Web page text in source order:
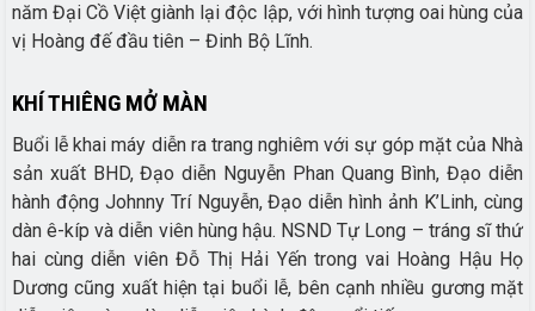
năm Đại Cồ Việt giành lại độc lập, với hình tượng oai hùng của
vị Hoàng đế đầu tiên – Đinh Bộ Lĩnh.
KHÍ THIÊNG MỞ MÀN
Buổi lễ khai máy diễn ra trang nghiêm với sự góp mặt của Nhà
sản xuất BHD, Đạo diễn Nguyễn Phan Quang Bình, Đạo diễn
hành động Johnny Trí Nguyễn, Đạo diễn hình ảnh K’Linh, cùng
dàn ê-kíp và diễn viên hùng hậu. NSND Tự Long – tráng sĩ thứ
hai cùng diễn viên Đỗ Thị Hải Yến trong vai Hoàng Hậu Họ
Dương cũng xuất hiện tại buổi lễ, bên cạnh nhiều gương mặt